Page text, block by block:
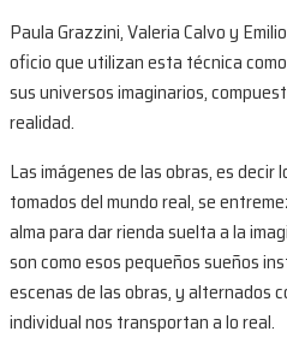
Paula Grazzini, Valeria Calvo y
oficio que utilizan esta técnica
sus universos imaginarios,
realidad.
Las imágenes de las obras, es
tomados del mundo real, se
alma para dar rienda suelta a la
son como esos pequeños sueños
escenas de las obras, y alternados
individual nos transportan a lo real.